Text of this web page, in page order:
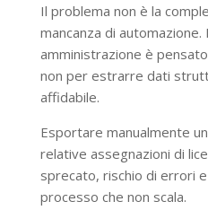
Il problema non è la
mancanza di
amministrazione è
non per estrarre dati
affidabile.
Esportare manualmente
relative assegnazioni di
sprecato, rischio di errori
processo che non scala.